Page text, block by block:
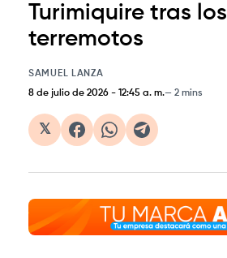
Turimiquire tras los
terremotos
SAMUEL LANZA
8 de julio de 2026 - 12:45 a. m. 2 mins
𝕏